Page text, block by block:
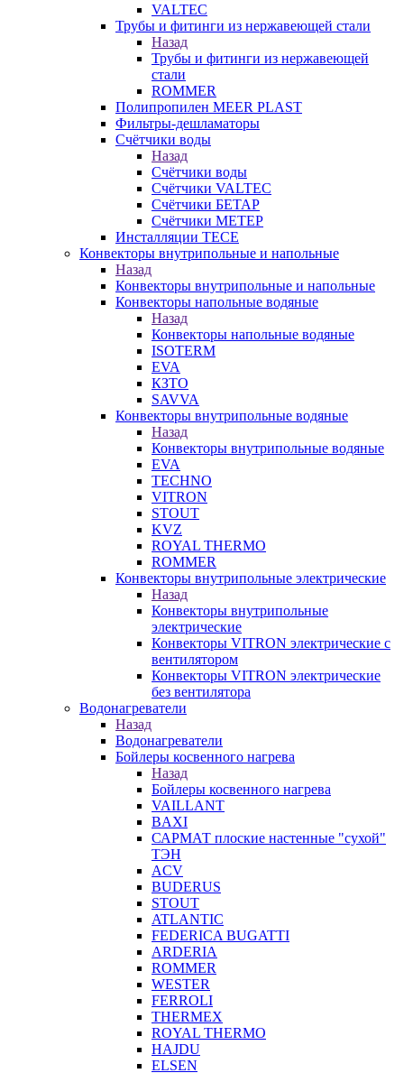
VALTEC
Трубы и фитинги из нержавеющей стали
Назад
Трубы и фитинги из нержавеющей
стали
ROMMER
Полипропилен MEER PLAST
Фильтры-дешламаторы
Счётчики воды
Назад
Счётчики воды
Счётчики VALTEC
Счётчики БЕТАР
Счётчики МЕТЕР
Инсталляции TECE
Конвекторы внутрипольные и напольные
Назад
Конвекторы внутрипольные и напольные
Конвекторы напольные водяные
Назад
Конвекторы напольные водяные
ISOTERM
EVA
КЗТО
SAVVA
Конвекторы внутрипольные водяные
Назад
Конвекторы внутрипольные водяные
EVA
TECHNO
VITRON
STOUT
KVZ
ROYAL THERMO
ROMMER
Конвекторы внутрипольные электрические
Назад
Конвекторы внутрипольные
электрические
Конвекторы VITRON электрические с
вентилятором
Конвекторы VITRON электрические
без вентилятора
Водонагреватели
Назад
Водонагреватели
Бойлеры косвенного нагрева
Назад
Бойлеры косвенного нагрева
VAILLANT
BAXI
САРМАТ плоские настенные "сухой"
ТЭН
ACV
BUDERUS
STOUT
ATLANTIC
FEDERICA BUGATTI
ARDERIA
ROMMER
WESTER
FERROLI
THERMEX
ROYAL THERMO
HAJDU
ELSEN